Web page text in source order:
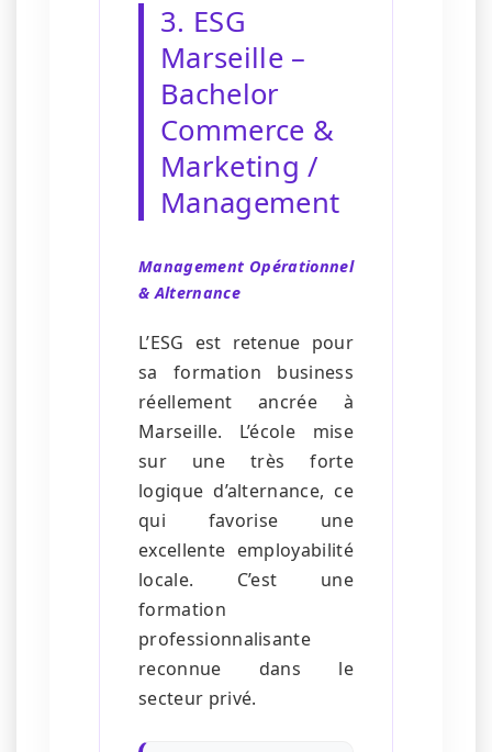
3. ESG
Marseille –
Bachelor
Commerce &
Marketing /
Management
Management Opérationnel
& Alternance
L’ESG est retenue pour
sa formation business
réellement ancrée à
Marseille. L’école mise
sur une très forte
logique d’alternance, ce
qui favorise une
excellente employabilité
locale. C’est une
formation
professionnalisante
reconnue dans le
secteur privé.